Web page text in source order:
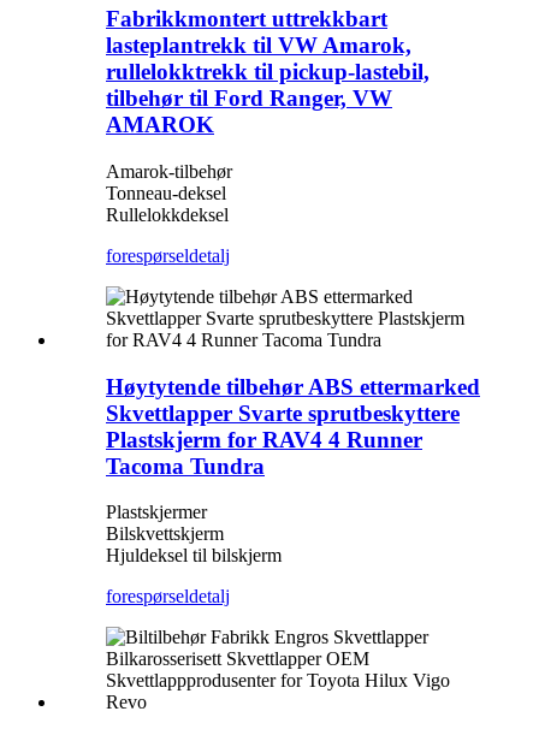
Fabrikkmontert uttrekkbart
lasteplantrekk til VW Amarok,
rullelokktrekk til pickup-lastebil,
tilbehør til Ford Ranger, VW
AMAROK
Amarok-tilbehør
Tonneau-deksel
Rullelokkdeksel
forespørseldetalj
Høytytende tilbehør ABS ettermarked
Skvettlapper Svarte sprutbeskyttere
Plastskjerm for RAV4 4 Runner
Tacoma Tundra
Plastskjermer
Bilskvettskjerm
Hjuldeksel til bilskjerm
forespørseldetalj